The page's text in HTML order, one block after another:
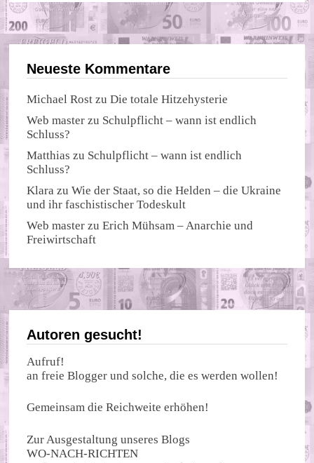
Neueste Kommentare
Michael Rost zuDie totale Hitzehysterie
Web master zu Schulpflicht – wann ist endlich
Schluss?
Matthias zu Schulpflicht – wann ist endlich
Schluss?
Klara zuWie der Staat, so die Helden – die Ukraine
und ihr faschistischer Todeskult
Web master zuErich Mühsam – Anarchie und
Freiwirtschaft
Autoren gesucht!
Aufruf!
an freie Blogger und solche, die es werden wollen!
Gemeinsam die Reichweite erhöhen!
Zur Ausgestaltung unseres Blogs
WO-NACH-RICHTEN